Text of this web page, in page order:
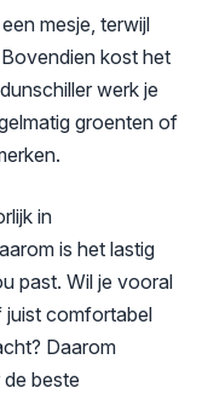
mesje, terwijl
kost het
werk je
groenten of
in
is het lastig
past. Wil je vooral
juist comfortabel
Daarom
beste